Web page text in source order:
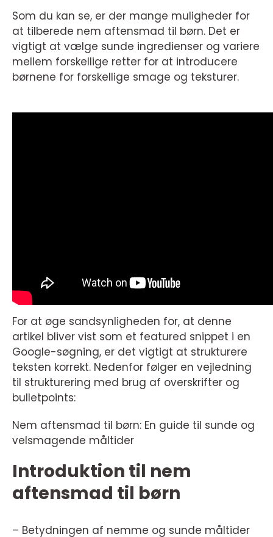
Som du kan se, er der mange muligheder for
at tilberede nem aftensmad til børn. Det er
vigtigt at vælge sunde ingredienser og variere
mellem forskellige retter for at introducere
børnene for forskellige smage og teksturer.
For at øge sandsynligheden for, at denne
artikel bliver vist som et featured snippet i en
Google-søgning, er det vigtigt at strukturere
teksten korrekt. Nedenfor følger en vejledning
til strukturering med brug af overskrifter og
bulletpoints:
Nem aftensmad til børn: En guide til sunde og
velsmagende måltider
Introduktion til nem
aftensmad til børn
– Betydningen af nemme og sunde måltider